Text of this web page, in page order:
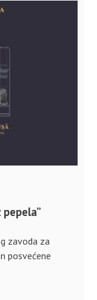
zavoda za
posvećene